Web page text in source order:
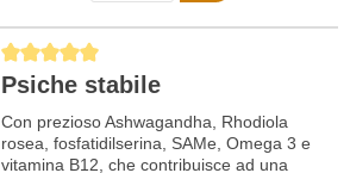
Average rating of 5 out of 5 stars
Psiche stabile
Con prezioso Ashwagandha, Rhodiola
rosea, fosfatidilserina, SAMe, Omega 3 e
vitamina B12, che contribuisce ad una